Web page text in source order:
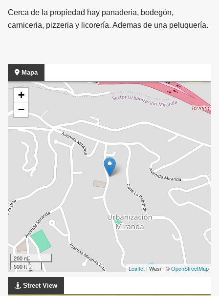
Cerca de la propiedad hay panaderia, bodegón,
carniceria, pizzeria y licorería. Ademas de una peluquería.
Mapa
+
−
200 m
500 ft
Leaflet | Wasi - ©OpenStreetMap
Street View